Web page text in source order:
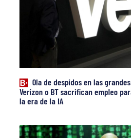
Ola de despidos en las
Verizon o BT sacrifican empleo
la era de la IA